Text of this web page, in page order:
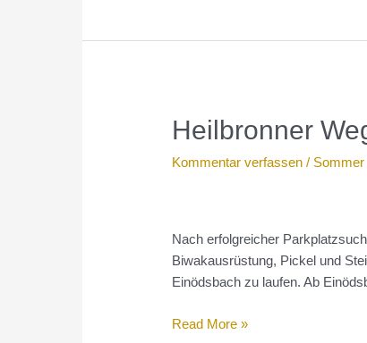
Heilbronner
Kommentar verfassen / Sommer
Nach erfolgreicher
Biwakausrüstung, Pickel und
Einödsbach zu laufen. Ab
Heilbronner
Read More »